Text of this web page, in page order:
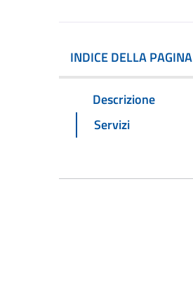
INDICE DELLA PAGINA
Descrizione
Servizi